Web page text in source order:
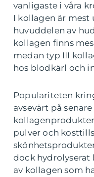
vanligaste i våra
I kollagen är
huvuddelen av
kollagen finns
medan typ III
hos blodkärl och
Populariteten
avsevärt på
pulver och
dock hydrolyserat
av kollagen som